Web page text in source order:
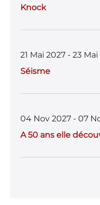
Knock
21 Mai 2027 - 23
Séisme
04 Nov 2027 - 07
A 50 ans elle